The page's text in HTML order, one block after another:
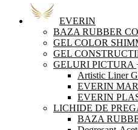
EVERIN
BAZA RUBBER
GEL COLOR
GEL
GELURI PICTURA
Artistic Liner
EVERIN
EVERIN
LICHIDE DE
BAZA